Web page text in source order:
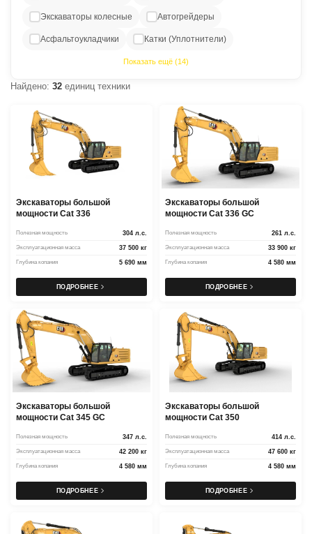
Экскаваторы колесные Автогрейдеры
Асфальтоукладчики Катки (Уплотнители)
Показать ещё (14)
Найдено: 32 единиц техники
Экскаваторы большой
мощности Cat 336
Полезная мощность 304 л.с.
Эксплуатационная масса 37 500 кг
Глубина копания 5 690 мм
ПОДРОБНЕЕ
Экскаваторы большой
мощности Cat 336 GC
Полезная мощность 261 л.с.
Эксплуатационная масса 33 900 кг
Глубина копания 4 580 мм
ПОДРОБНЕЕ
Экскаваторы большой
мощности Cat 345 GC
Полезная мощность 347 л.с.
Эксплуатационная масса 42 200 кг
Глубина копания 4 580 мм
ПОДРОБНЕЕ
Экскаваторы большой
мощности Cat 350
Полезная мощность 414 л.с.
Эксплуатационная масса 47 600 кг
Глубина копания 4 580 мм
ПОДРОБНЕЕ